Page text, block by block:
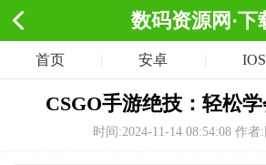
数码资源网·下
首页 安卓 IOS
CSGO手游绝技：轻松
时间:2024-11-14 08:54:08 作者